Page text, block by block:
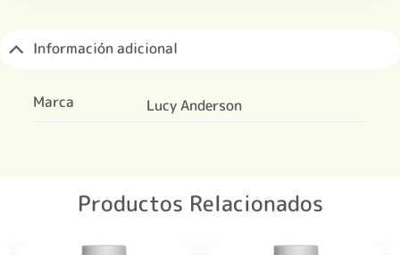
Información adicional
Marca Lucy Anderson
Productos Relacionados